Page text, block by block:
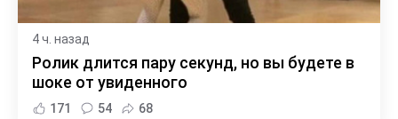
4 ч. назад
Ролик длится пару секунд, но вы будете в
шоке от увиденного
171 54 68